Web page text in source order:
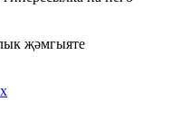
җәмгыяте